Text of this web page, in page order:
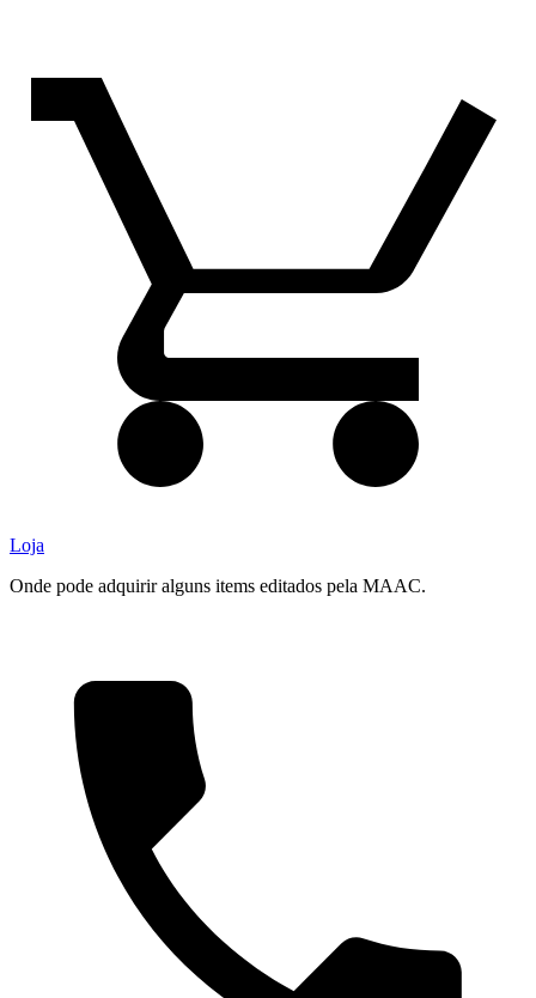
Loja
Onde pode adquirir alguns items editados pela MAAC.